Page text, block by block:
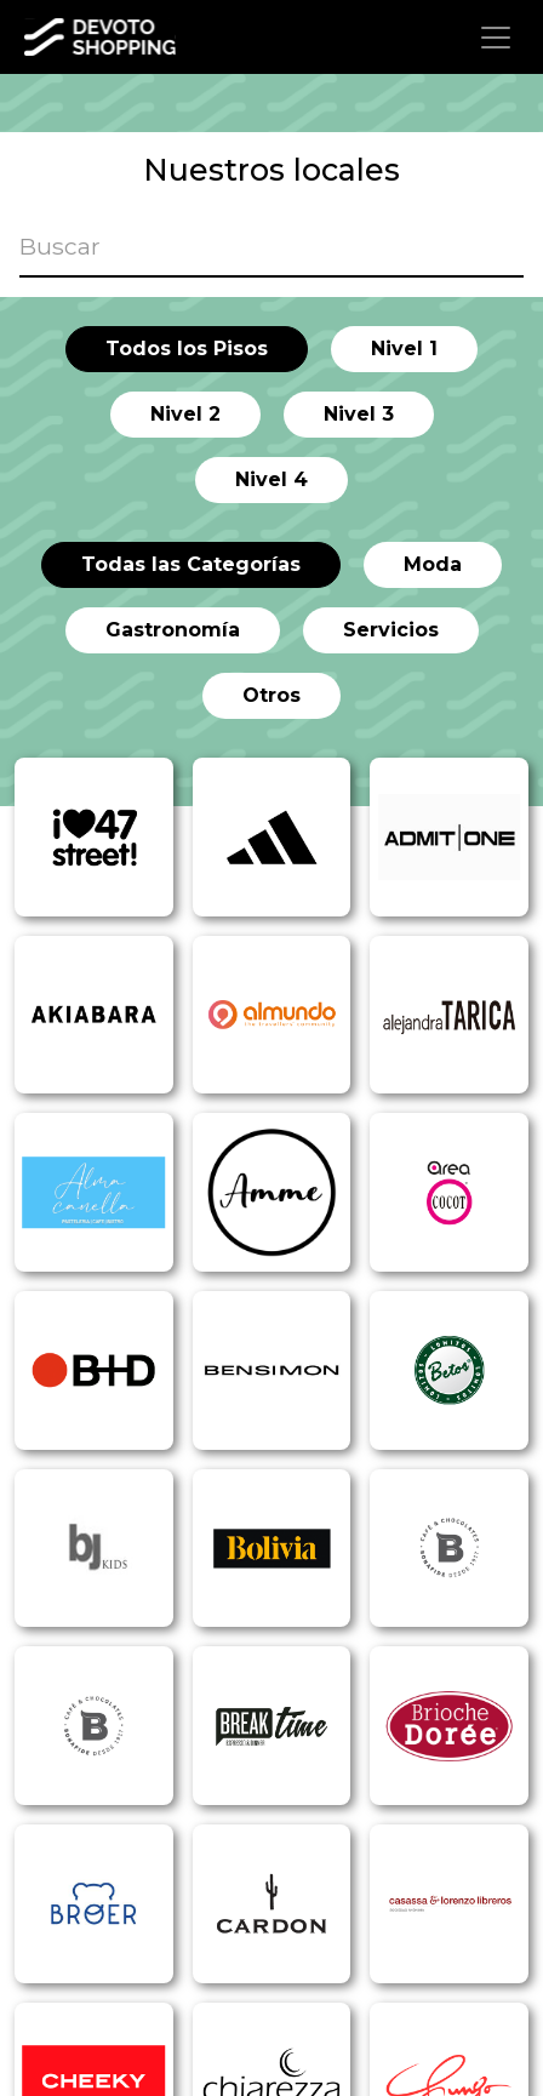
Nuestros locales
Todos los Pisos Nivel 1
Nivel 2 Nivel 3
Nivel 4
Todas las Categorías Moda
Gastronomía Servicios
Otros